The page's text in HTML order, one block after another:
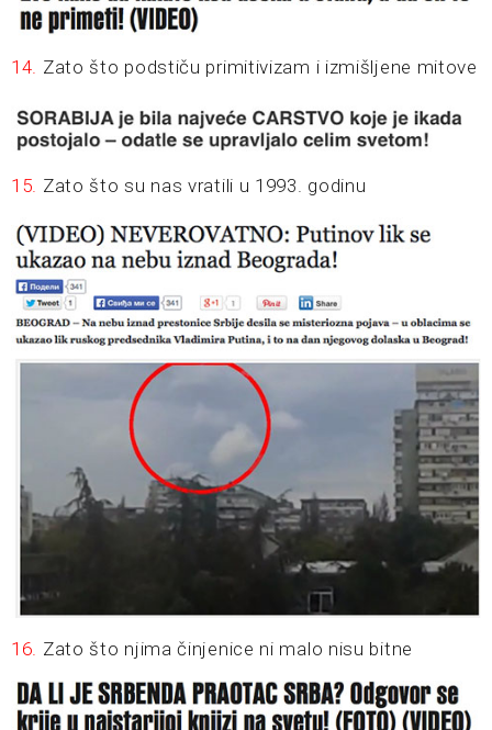
14. Zato što podstiču primitivizam i izmišljene mitove
15. Zato što su nas vratili u 1993. godinu
16. Zato što njima činjenice ni malo nisu bitne